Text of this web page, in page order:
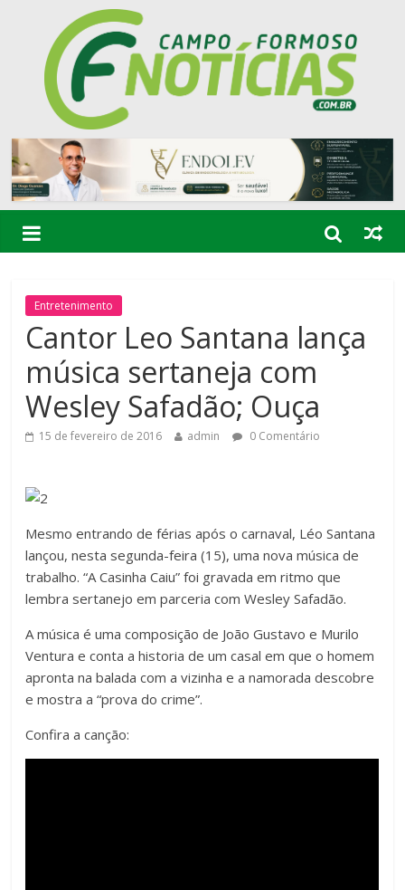
Entretenimento
Cantor Leo Santana lança
música sertaneja com
Wesley Safadão; Ouça
15 de fevereiro de 2016 admin 0 Comentário
Mesmo entrando de férias após o carnaval, Léo Santana
lançou, nesta segunda-feira (15), uma nova música de
trabalho. “A Casinha Caiu” foi gravada em ritmo que
lembra sertanejo em parceria com Wesley Safadão.
A música é uma composição de João Gustavo e Murilo
Ventura e conta a historia de um casal em que o homem
apronta na balada com a vizinha e a namorada descobre
e mostra a “prova do crime”.
Confira a canção: